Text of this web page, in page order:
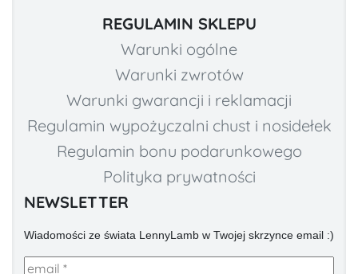
REGULAMIN SKLEPU
Warunki ogólne
Warunki zwrotów
Warunki gwarancji i reklamacji
Regulamin wypożyczalni chust i nosidełek
Regulamin bonu podarunkowego
Polityka prywatności
NEWSLETTER
Wiadomości ze świata LennyLamb w Twojej skrzynce email :)